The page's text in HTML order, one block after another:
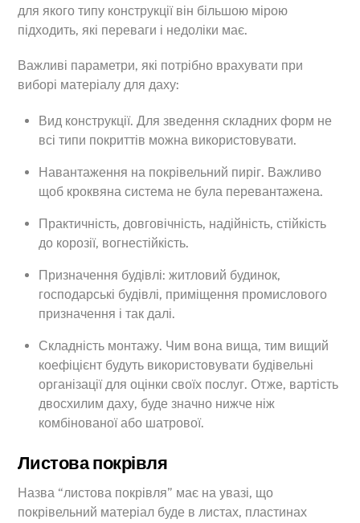
для якого типу конструкції він більшою мірою
підходить, які переваги і недоліки має.
Важливі параметри, які потрібно врахувати при
виборі матеріалу для даху:
Вид конструкції. Для зведення складних форм не
всі типи покриттів можна використовувати.
Навантаження на покрівельний пиріг. Важливо
щоб кроквяна система не була перевантажена.
Практичність, довговічність, надійність, стійкість
до корозії, вогнестійкість.
Призначення будівлі: житловий будинок,
господарські будівлі, приміщення промислового
призначення і так далі.
Складність монтажу. Чим вона вища, тим вищий
коефіцієнт будуть використовувати будівельні
організації для оцінки своїх послуг. Отже, вартість
двосхилим даху, буде значно нижче ніж
комбінованої або шатрової.
Листова покрівля
Назва “листова покрівля” має на увазі, що
покрівельний матеріал буде в листах, пластинах